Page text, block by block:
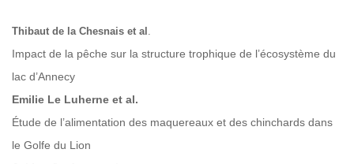
Thibaut de la Chesnais et al
Impact de la pêche sur la structure trophique de l’écosystème du
lac d’Annecy
Emilie Le Luherne et al.
Étude de l’alimentation des maquereaux et des chinchards dans
le Golfe du Lion